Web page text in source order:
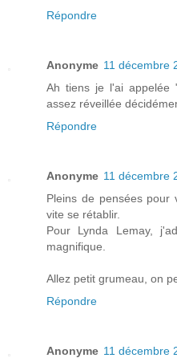
Répondre
Anonyme 11 décembre
Ah tiens je l'ai appelée
assez réveillée
Répondre
Anonyme 11 décembre
Pleins de pensées pour
vite se rétablir.
Pour Lynda Lemay,
magnifique.
Allez petit grumeau, on
Répondre
Anonyme 11 décembre